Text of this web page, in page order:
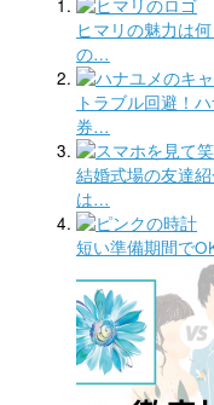
ヒマリの魅力は
の…
トラブル回避！
券…
結婚式場の友達
は…
短い準備期間で